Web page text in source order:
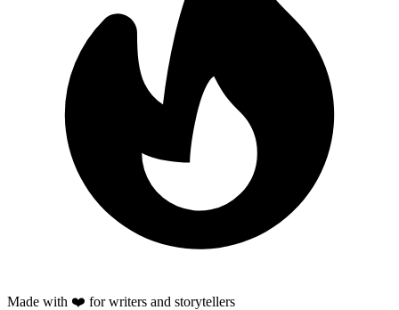
Made with ❤️ for writers and storytellers